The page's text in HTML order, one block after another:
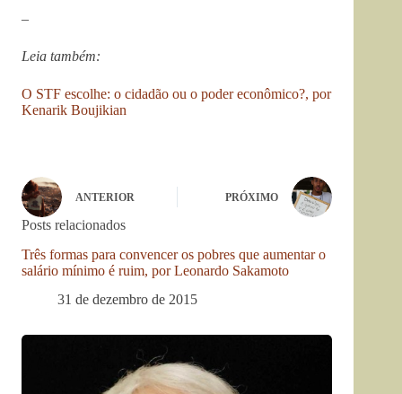
–
Leia também:
O STF escolhe: o cidadão ou o poder econômico?, por
Kenarik Boujikian
ANTERIOR PRÓXIMO
Posts relacionados
Três formas para convencer os pobres que aumentar o
salário mínimo é ruim, por Leonardo Sakamoto
31 de dezembro de 2015